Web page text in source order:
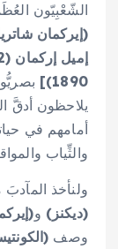
الشّعْبِيّون
(إيركمان
إميل إركمان (1822-1899)
1890)
]
يلاحظون أدقَّ
أمامهم في
والثِّياب
ولنأخذ
(ديكنز) و
وصف